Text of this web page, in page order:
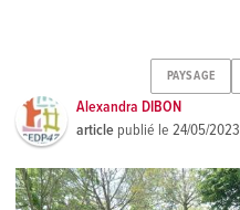
PAYSAGE
Alexandra DIBON
article publié le24/05/2023